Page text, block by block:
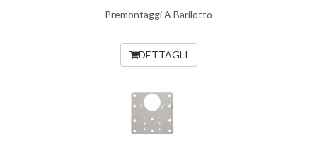
Premontaggi A Barilotto
DETTAGLI